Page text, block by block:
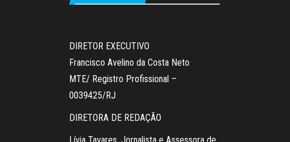
DIRETOR EXECUTIVO
Francisco Avelino da Costa Neto
MTE/ Registro Profissional –
0039425/RJ
DIRETORA DE REDAÇÃO